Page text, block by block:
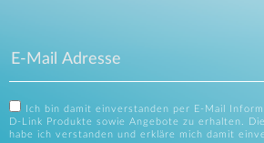
Ich bin damit einverstanden per E-Mail
D-Link Produkte sowie Angebote zu erhalten. Die
habe ich verstanden und erkläre mich damit